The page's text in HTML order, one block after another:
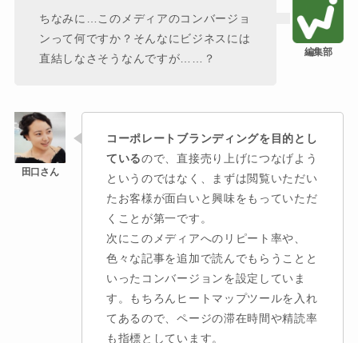
ちなみに…このメディアのコンバージョ
ンって何ですか？そんなにビジネスには
直結しなさそうなんですが……？
コーポレートブランディングを目的とし
ているので、直接売り上げにつなげよう
というのではなく、まずは閲覧いただい
たお客様が面白いと興味をもっていただ
くことが第一です。
次にこのメディアへのリピート率や、
色々な記事を追加で読んでもらうことと
いったコンバージョンを設定していま
す。もちろんヒートマップツールを入れ
てあるので、ページの滞在時間や精読率
も指標としています。